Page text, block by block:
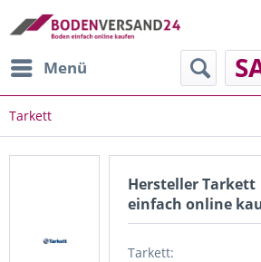
Menü
Tarkett
Hersteller Tarkett
einfach online
Tarkett: